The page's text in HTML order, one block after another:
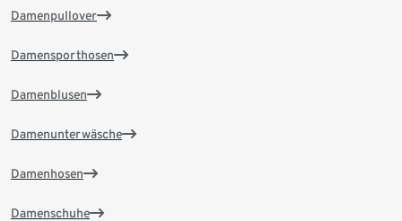
Damenpullover
Damensporthosen
Damenblusen
Damenunterwäsche
Damenhosen
Damenschuhe